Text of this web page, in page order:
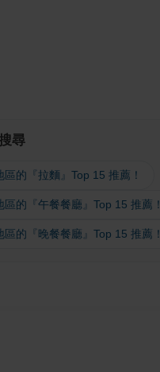
尋
區的『拉麵』Top 15 推薦！
區的『午餐餐廳』Top 15 推薦！
區的『晚餐餐廳』Top 15 推薦！